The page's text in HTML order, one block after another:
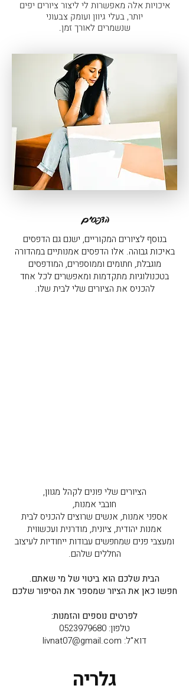
איכויות אלה מאפשרות לי ליצור ציורים יפים
יותר, בעלי גיוון ועומק צבעוני
.שנשמרים לאורך זמן
הדפסים
בנוסף לציורים המקוריים, ישנם גם הדפסים
באיכות גבוהה. אלו הדפסים אמנותיים במהדורה
מוגבלת, חתומים וממוספרים, המודפסים
בטכנולוגיות מתקדמות ומאפשרים לכל אחד
להכניס את הציורים שלי לבית שלו.
הציורים שלי פונים לקהל מגוון,
חובבי אמנות,
אספני אמנות, אנשים שרוצים להכניס לבית
אמנות יהודית, ציונית, מודרנית ועכשווית
ומעצבי פנים שמחפשים עבודות ייחודיות לעיצוב
החללים שלהם.
הבית שלכם הוא ביטוי של מי שאתם.
חפשו כאן את הציור שמספר את הסיפור שלכם
לפרטים נוספים והזמנות:
טלפון: 0523979680
דוא"ל: livnat07@gmail.com
גלריה